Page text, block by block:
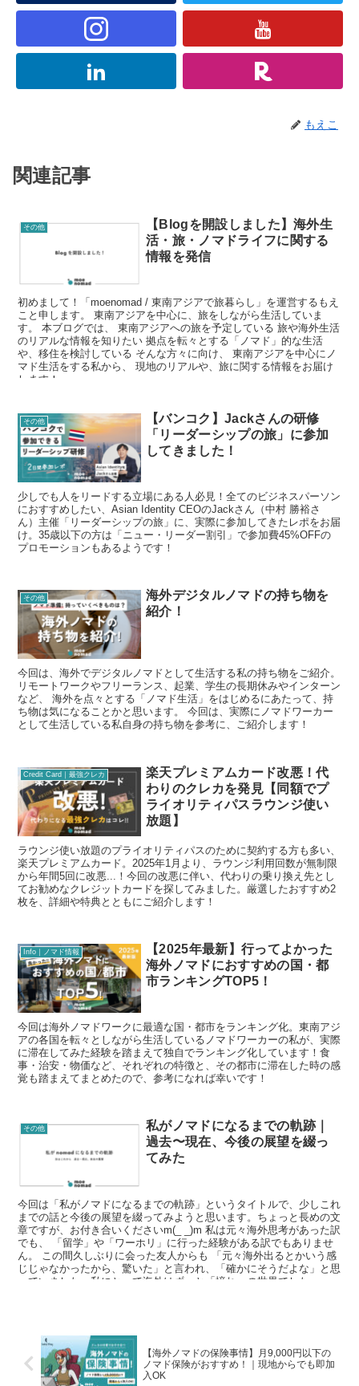
もえこ
関連記事
その他
【Blogを開設しました】海外生
活・旅・ノマドライフに関する
情報を発信
初めまして！「moenomad / 東南アジアで旅暮らし」を運営するもえ
こと申します。 東南アジアを中心に、旅をしながら生活していま
す。 本ブログでは、 東南アジアへの旅を予定している 旅や海外生活
のリアルな情報を知りたい 拠点を転々とする「ノマド」的な生活
や、移住を検討している そんな方々に向け、 東南アジアを中心にノ
マド生活をする私から、 現地のリアルや、旅に関する情報をお届け
します！
その他
【バンコク】Jackさんの研修
「リーダーシップの旅」に参加
してきました！
少しでも人をリードする立場にある人必見！全てのビジネスパーソン
におすすめしたい、Asian Identity CEOのJackさん（中村 勝裕さ
ん）主催「リーダーシップの旅」に、実際に参加してきたレポをお届
け。35歳以下の方は「ニュー・リーダー割引」で参加費45%OFFの
プロモーションもあるようです！
その他
海外デジタルノマドの持ち物を
紹介！
今回は、海外でデジタルノマドとして生活する私の持ち物をご紹介。
リモートワークやフリーランス、起業、学生の長期休みやインターン
など、 海外を点々とする「ノマド生活」をはじめるにあたって、持
ち物は気になることかと思います。 今回は、実際にノマドワーカー
として生活している私自身の持ち物を参考に、ご紹介します！
Credit Card｜最強クレカ
楽天プレミアムカード改悪！代
わりのクレカを発見【同額でプ
ライオリティパスラウンジ使い
放題】
ラウンジ使い放題のプライオリティパスのために契約する方も多い、
楽天プレミアムカード。2025年1月より、ラウンジ利用回数が無制限
から年間5回に改悪...！今回の改悪に伴い、代わりの乗り換え先とし
てお勧めなクレジットカードを探してみました。厳選したおすすめ2
枚を、詳細や特典とともにご紹介します！
Info｜ノマド情報
【2025年最新】行ってよかった
海外ノマドにおすすめの国・都
市ランキングTOP5！
今回は海外ノマドワークに最適な国・都市をランキング化。東南アジ
アの各国を転々としながら生活しているノマドワーカーの私が、実際
に滞在してみた経験を踏まえて独自でランキング化しています！食
事・治安・物価など、それぞれの特徴と、その都市に滞在した時の感
覚も踏まえてまとめたので、参考になれば幸いです！
その他
私がノマドになるまでの軌跡｜
過去〜現在、今後の展望を綴っ
てみた
今回は「私がノマドになるまでの軌跡」というタイトルで、少しこれ
までの話と今後の展望を綴ってみようと思います。ちょっと長めの文
章ですが、お付き合いくださいm(_ _)m 私は元々海外思考があった訳
でも、 「留学」や「ワーホリ」に行った経験がある訳でもありませ
ん。 この間久しぶりに会った友人からも 「元々海外出るとかいう感
じじゃなかったから、驚いた」と言われ、「確かにそうだよな」と思
っていました。私にとって海外はずっと「憧れ」の世界でした。
【海外ノマドの保険事情】月9,000円以下の
ノマド保険がおすすめ！｜現地からでも即加
入OK